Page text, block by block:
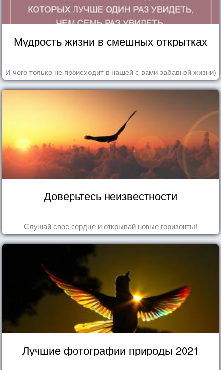
Мудрость жизни в смешных открытках
И чего только не происходит в нашей с вами забавной жизни)
Доверьтесь неизвестности
Слушай свое сердце и открывай новые горизонты!
Лучшие фотографии природы 2021